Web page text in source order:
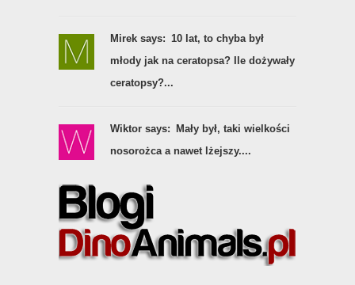
Mirek says: 10 lat, to chyba był
młody jak na ceratopsa? Ile dożywały
ceratopsy?...
Wiktor says:
Mały był, taki wielkości
nosorożca a nawet lżejszy....